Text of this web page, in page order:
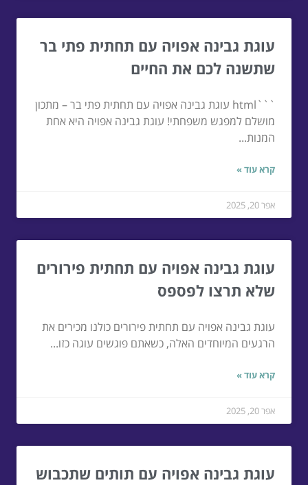
עוגת גבינה אפויה עם תחתית פתי בר
שתשנה לכם את החיים
```html עוגת גבינה אפויה עם תחתית פתי בר – מתכון
מושלם למפגש משפחתי! עוגת גבינה אפויה היא אחת
המנות...
קרא עוד »
אפר 20, 2025
עוגת גבינה אפויה עם תחתית פירורים
שלא תרצו לפספס
עוגת גבינה אפויה עם תחתית פירורים כולנו מכירים את
הרגעים המיוחדים האלה, כשאתם פוגשים עוגה כזו...
קרא עוד »
אפר 20, 2025
עוגת גבינה אפויה עם תותים שתכבוש